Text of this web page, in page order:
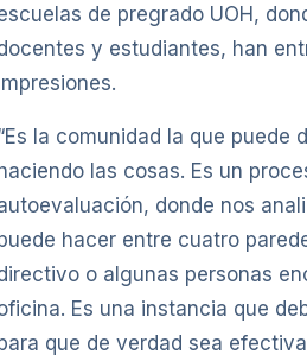
de pregrado UOH,
y estudiantes, han
la comunidad la que puede
las cosas. Es un
donde nos
hacer entre cuatro
o algunas personas
Es una instancia que
que de verdad sea